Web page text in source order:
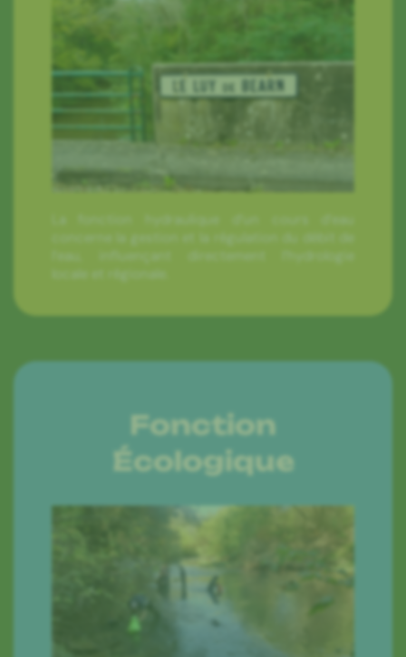
La fonction hydraulique d’un cours d’eau
concerne la gestion et la régulation du débit de
l’eau, influençant directement l’hydrologie
locale et régionale.
Fonction
Écologique